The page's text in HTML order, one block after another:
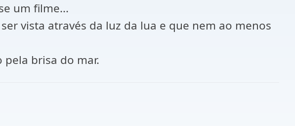
um filme...
vista através da luz da lua e que nem ao menos
pela brisa do mar.